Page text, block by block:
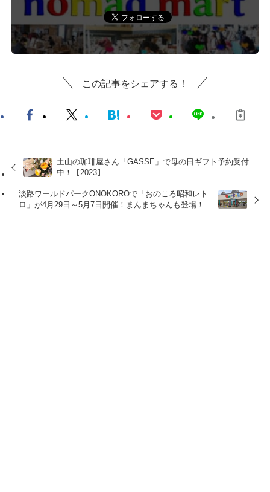
この記事をシェアする！
土山の珈琲屋さん「GASSE」で母の日ギフト予約受付
中！【2023】
淡路ワールドパークONOKOROで「おのころ昭和レト
ロ」が4月29日～5月7日開催！まんまちゃんも登場！